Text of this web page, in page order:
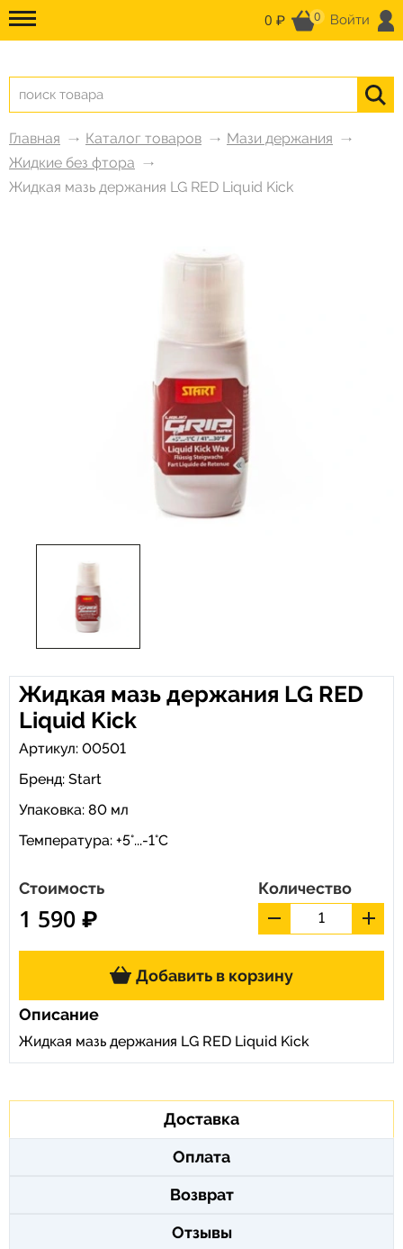
0 ₽ 0 Войти
Главная Каталог товаров
Мази держания
Жидкие без фтора
Жидкая мазь держания LG RED Liquid Kick
Жидкая мазь держания LG RED
Liquid Kick
Артикул: 00501
Бренд: Start
Упаковка: 80 мл
Температура: +5°...-1°С
Стоимость
1 590 ₽
Количество
Добавить в корзину
Описание
Жидкая мазь держания LG RED Liquid Kick
Доставка
Оплата
Возврат
Отзывы